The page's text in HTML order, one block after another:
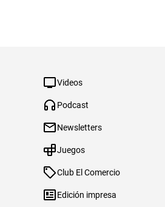
Videos
Podcast
Newsletters
Juegos
Club El Comercio
Edición impresa